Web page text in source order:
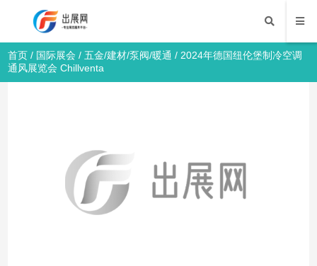
首页 / 国际展会 /五金/建材/泵阀/暖通 / 2024年德国纽伦堡制冷空调
通风展览会 Chillventa